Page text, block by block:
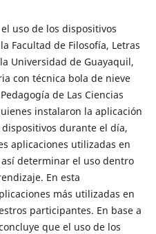
uso de los dispositivos
Facultad de Filosofía, Letras
Universidad de Guayaquil,
con técnica bola de nieve
de Las Ciencias
instalaron la aplicación
durante el día,
aplicaciones utilizadas en
determinar el uso dentro
En esta
más utilizadas en
participantes. En base a
que el uso de los